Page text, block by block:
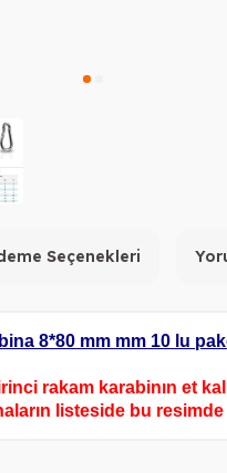
Seçenekleri
8*80 mm mm 10 lu
rakam karabinın et
listeside bu resimde